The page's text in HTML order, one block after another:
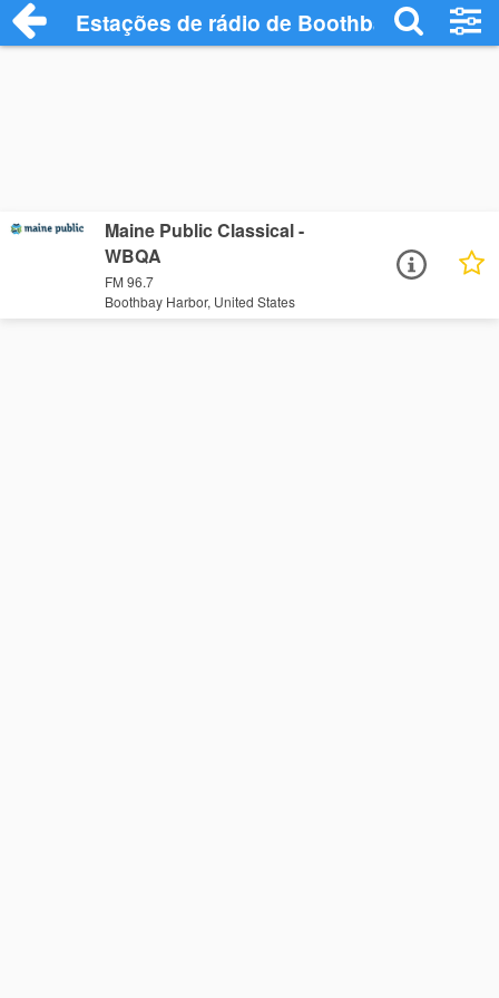
Estações de rádio de Boothbay Harbor -
Maine Public Classical -
WBQA
FM 96.7
Boothbay Harbor, United States